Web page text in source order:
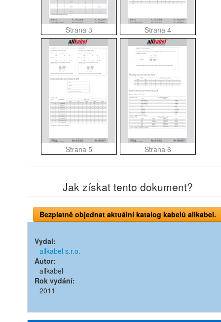
Strana 3 Strana 4
Strana 5 Strana 6
Jak získat tento dokument?
Bezplatně objednat aktuální katalog kabelů allkabel.
Vydal:
allkabel s.r.o.
Autor:
allkabel
Rok vydání:
2011